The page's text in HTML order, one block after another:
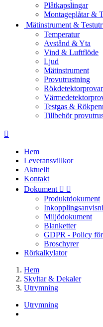
Plåtkapslingar
Montageplåtar &
Mätinstrument &
Temperatur
Avstånd & Yta
Vind & Luftflöde
Ljud
Mätinstrument
Provutrustning
Testgas &
Tillbehör

Hem
Leveransvillkor
Aktuellt
Kontakt
Dokument  
Produktdokument
Miljödokument
Blanketter
GDPR - Policy
Broschyrer
Rörkalkylator
Hem
Skyltar & Dekaler
Utrymning
Utrymning